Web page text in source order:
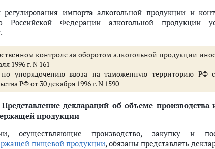
регулирования импорта алкогольной продукции и
Российской Федерации алкогольной продукции
контроле за оборотом алкогольной продукции
1996 г. N 161
упорядочению ввоза на таможенную территорию РФ
РФ от 30 декабря 1996 г. N 1590
деклараций об объеме производства
продукции
осуществляющие производство, закупку и
пищевой продукции, обязаны представлять